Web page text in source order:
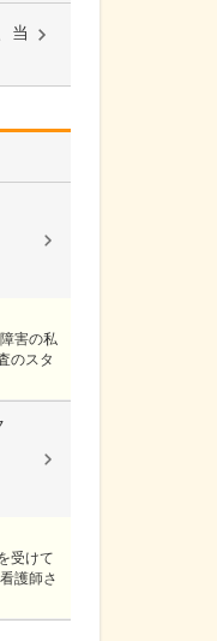
当
害の私
のスタ
受けて
護師さ